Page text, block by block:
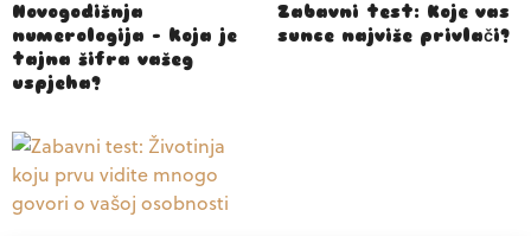
Novogodišnja
numerologija – koja je
tajna šifra vašeg
uspjeha?
Zabavni test: Koje vas
sunce najviše privlači?